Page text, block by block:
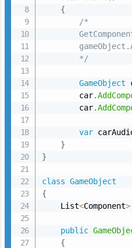
コ
ー
ド
説
明
2.
U
n
y
E
n
{
/*
        */
GameObject
        car
.
        car
.
var
}
}
class GameObject
{
    List
<Component>
public
{